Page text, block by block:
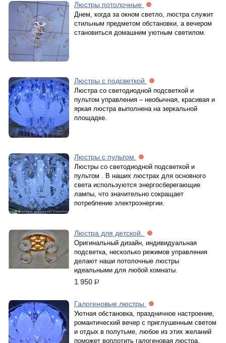
Люстры потолочные
Днем, когда за окном светло, люстра служит
стильным предметом обстановки, а вечером
становиться домашним уютным светилом.
Люстры с подсветкой
Люстра со светодиодной подсветкой и
пультом управления – необычная, красивая и
яркая люстра выполнена на зеркальной
площадке.
Люстры с пультом
Люстры со светодиодной подсветкой и
пультом . В наших люстрах для основного
света используются энергосберегающие
лампы, что значительно сокращает
потребление электроэнергии.
Люстра для детской.
Оригинальный дизайн, индивидуальная
подсветка, несколько режимов управления
делают наши потолочные люстры
идеальными для любой комнаты.
1 950 р.
Галогеновые люстры
Уютная обстановка, праздничное настроение,
романтический вечер с приглушенным светом
и отдых в полутьме, любое из этих желаний
поможет воплотить галогеновая люстра.